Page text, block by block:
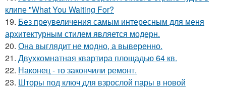
клипе "What You Waiting For?
19. Без преувеличения самым интересным для меня
архитектурным стилем является модерн.
20. Она выглядит не модно, а выверенно.
21. Двухкомнатная квартира площадью 64 кв.
22. Наконец - то закончили ремонт.
23. Шторы под ключ для взрослой пары в новой